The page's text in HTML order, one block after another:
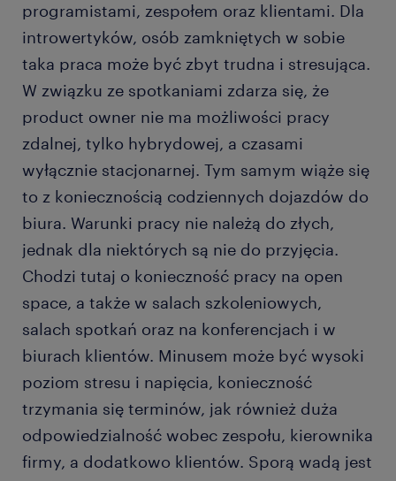
programistami, zespołem oraz klientami. Dla
introwertyków, osób zamkniętych w sobie
taka praca może być zbyt trudna i stresująca.
W związku ze spotkaniami zdarza się, że
product owner nie ma możliwości pracy
zdalnej, tylko hybrydowej, a czasami
wyłącznie stacjonarnej. Tym samym wiąże się
to z koniecznością codziennych dojazdów do
biura. Warunki pracy nie należą do złych,
jednak dla niektórych są nie do przyjęcia.
Chodzi tutaj o konieczność pracy na open
space, a także w salach szkoleniowych,
salach spotkań oraz na konferencjach i w
biurach klientów. Minusem może być wysoki
poziom stresu i napięcia, konieczność
trzymania się terminów, jak również duża
odpowiedzialność wobec zespołu, kierownika
firmy, a dodatkowo klientów. Sporą wadą jest